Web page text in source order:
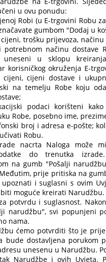
u ovu ponudu:
Robi (u E-trgovini Robu
gumbom "Dodaj u
trošku prijevoza, načinu
načinu dostave
u sklopu
korisničkog okruženja E-
cijeni dostave i
na temelju Robe koju
podaci korišteni
Robe, posebno ime,
broj i adresa e-pošte;
​​Robu.
nacrta Naloga može
do trenutka
na gumb "Pošalji
prije pritiska na
i suglasni s ovim
moguće kreirati Narudžbu.
potvrdu i suglasnost.
narudžbu", svi popunjeni
nama.
ćemo potvrditi što je
bude dostavljena porukom
unesenu u Narudžbu.
Narudžbe i ovih Uvjeta.